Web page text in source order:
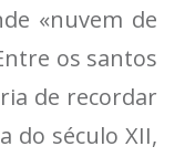
«nuvem de
os santos
de recordar
do século XII,